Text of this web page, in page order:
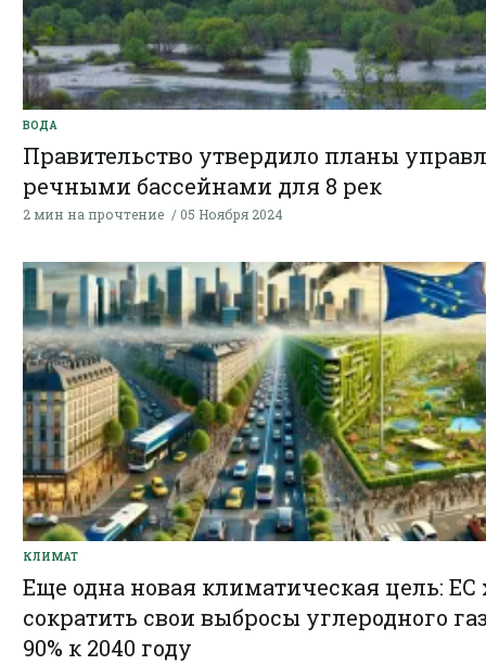
ВОДА
Правительство утвердило планы
речными бассейнами для 8 рек
2 мин на прочтение 05 Ноября 2024
КЛИМАТ
Еще одна новая климатическая цель: ЕС
сократить свои выбросы углеродного
90% к 2040 году